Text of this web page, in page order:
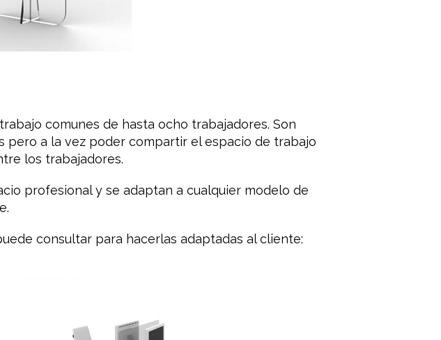
comunes de hasta ocho trabajadores. Son
pero a la vez poder compartir el espacio de trabajo
los trabajadores.
profesional y se adaptan a cualquier modelo de
consultar para hacerlas adaptadas al cliente: